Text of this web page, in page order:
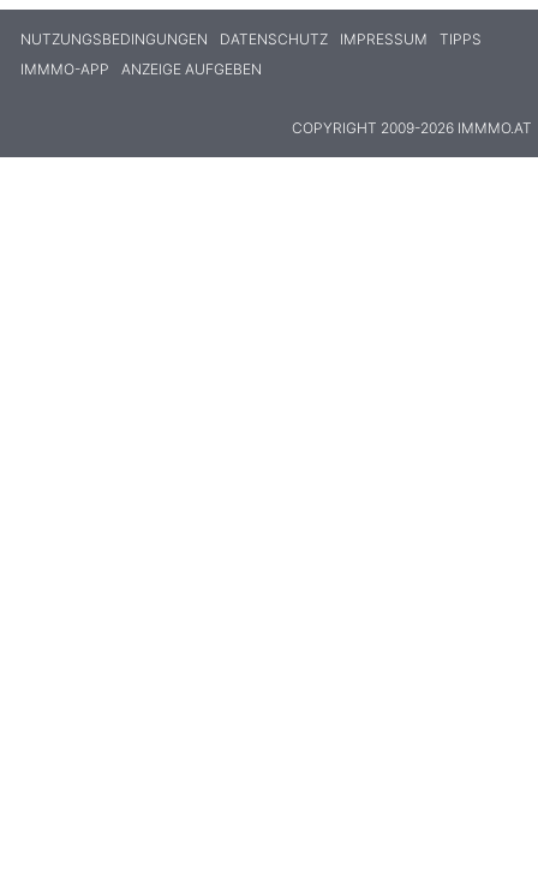
NUTZUNGSBEDINGUNGEN DATENSCHUTZ IMPRESSUM
TIPPS
IMMMO-APP
ANZEIGE AUFGEBEN
COPYRIGHT 2009-2026 IMMMO.AT